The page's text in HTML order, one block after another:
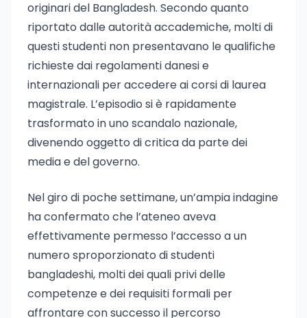
originari del Bangladesh. Secondo quanto
riportato dalle autorità accademiche, molti di
questi studenti non presentavano le qualifiche
richieste dai regolamenti danesi e
internazionali per accedere ai corsi di laurea
magistrale. L’episodio si è rapidamente
trasformato in uno scandalo nazionale,
divenendo oggetto di critica da parte dei
media e del governo.
Nel giro di poche settimane, un’ampia indagine
ha confermato che l’ateneo aveva
effettivamente permesso l’accesso a un
numero sproporzionato di studenti
bangladeshi, molti dei quali privi delle
competenze e dei requisiti formali per
affrontare con successo il percorso